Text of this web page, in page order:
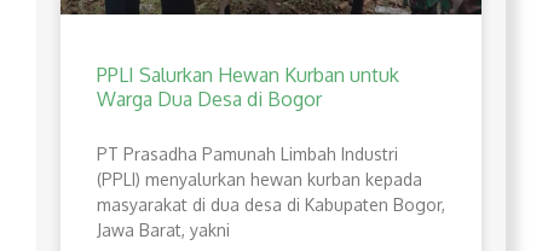
PPLI Salurkan Hewan Kurban untuk
Warga Dua Desa di Bogor
PT Prasadha Pamunah Limbah Industri
(PPLI) menyalurkan hewan kurban kepada
masyarakat di dua desa di Kabupaten Bogor,
Jawa Barat, yakni